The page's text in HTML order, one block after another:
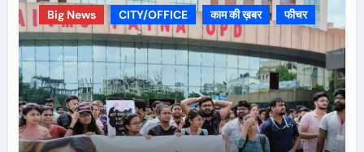
Big News CITY/OFFICE काम की ख़बर फीचर